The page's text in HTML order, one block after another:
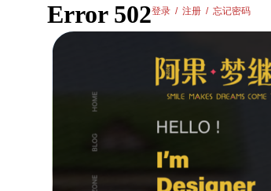
登录/ 注册/ 忘记密码